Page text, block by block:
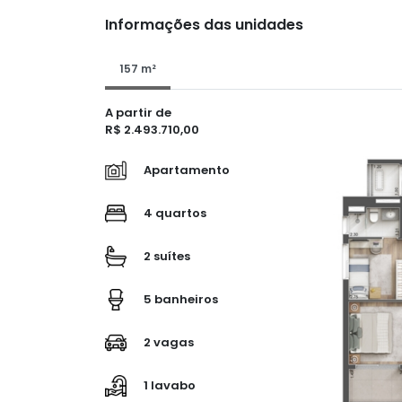
Informações das unidades
157 m²
A partir de
R$ 2.493.710,00
Apartamento
4 quartos
2 suítes
5 banheiros
2 vagas
1 lavabo